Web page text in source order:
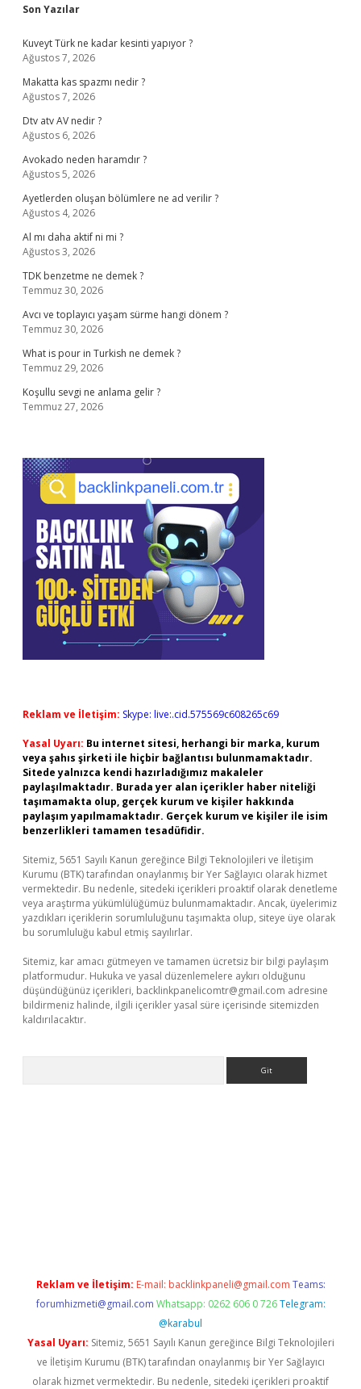
Sidebar
Son Yazılar
Kuveyt Türk ne kadar kesinti yapıyor ?
Ağustos 7, 2026
Makatta kas spazmı nedir ?
Ağustos 7, 2026
Dtv atv AV nedir ?
Ağustos 6, 2026
Avokado neden haramdır ?
Ağustos 5, 2026
Ayetlerden oluşan bölümlere ne ad verilir ?
Ağustos 4, 2026
Al mı daha aktif ni mi ?
Ağustos 3, 2026
TDK benzetme ne demek ?
Temmuz 30, 2026
Avcı ve toplayıcı yaşam sürme hangi dönem ?
Temmuz 30, 2026
What is pour in Turkish ne demek ?
Temmuz 29, 2026
Koşullu sevgi ne anlama gelir ?
Temmuz 27, 2026
Reklam ve İletişim: Skype: live:.cid.575569c608265c69
Yasal Uyarı: Bu internet sitesi, herhangi bir marka, kurum
veya şahıs şirketi ile hiçbir bağlantısı bulunmamaktadır.
Sitede yalnızca kendi hazırladığımız makaleler
paylaşılmaktadır. Burada yer alan içerikler haber niteliği
taşımamakta olup, gerçek kurum ve kişiler hakkında
paylaşım yapılmamaktadır. Gerçek kurum ve kişiler ile isim
benzerlikleri tamamen tesadüfidir.
Sitemiz, 5651 Sayılı Kanun gereğince Bilgi Teknolojileri ve İletişim
Kurumu (BTK) tarafından onaylanmış bir Yer Sağlayıcı olarak hizmet
vermektedir. Bu nedenle, sitedeki içerikleri proaktif olarak denetleme
veya araştırma yükümlülüğümüz bulunmamaktadır. Ancak, üyelerimiz
yazdıkları içeriklerin sorumluluğunu taşımakta olup, siteye üye olarak
bu sorumluluğu kabul etmiş sayılırlar.
Sitemiz, kar amacı gütmeyen ve tamamen ücretsiz bir bilgi paylaşım
platformudur. Hukuka ve yasal düzenlemelere aykırı olduğunu
düşündüğünüz içerikleri, backlinkpanelicomtr@gmail.com adresine
bildirmeniz halinde, ilgili içerikler yasal süre içerisinde sitemizden
kaldırılacaktır.
Reklam ve İletişim: E-mail: backlinkpaneli@gmail.com Teams:
forumhizmeti@gmail.com Whatsapp: 0262 606 0 726 Telegram:
@karabul
Yasal Uyarı: Sitemiz, 5651 Sayılı Kanun gereğince Bilgi Teknolojileri
ve İletişim Kurumu (BTK) tarafından onaylanmış bir Yer Sağlayıcı
olarak hizmet vermektedir. Bu nedenle, sitedeki içerikleri proaktif